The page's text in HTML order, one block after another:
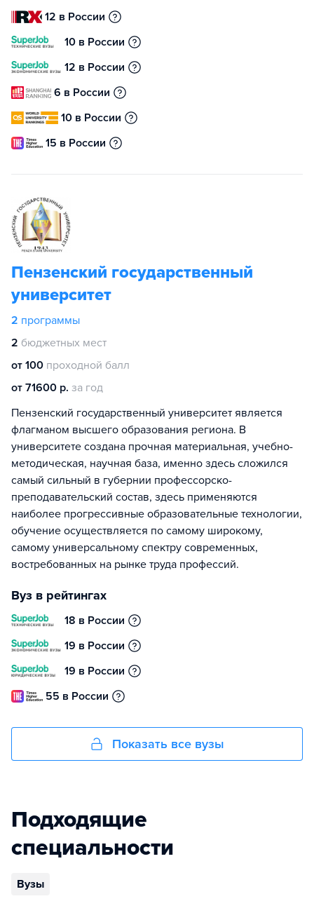
12 в России
10 в России
12 в России
6 в России
10 в России
15 в России
Пензенский государственный
университет
2 программы
2 бюджетных мест
от 100 проходной балл
от 71600 р. за год
Пензенский государственный университет является
флагманом высшего образования региона. В
университете создана прочная материальная, учебно-
методическая, научная база, именно здесь сложился
самый сильный в губернии профессорско-
преподавательский состав, здесь применяются
наиболее прогрессивные образовательные технологии,
обучение осуществляется по самому широкому,
самому универсальному спектру современных,
востребованных на рынке труда профессий.
Вуз в рейтингах
18 в России
19 в России
19 в России
55 в России
Показать все вузы
Подходящие
специальности
Вузы